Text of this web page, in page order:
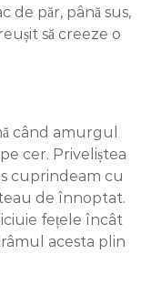
de păr, până sus,
să creeze o
când amurgul
cer. Priveliștea
cuprindeam cu
de înnoptat.
fețele încât
acesta plin